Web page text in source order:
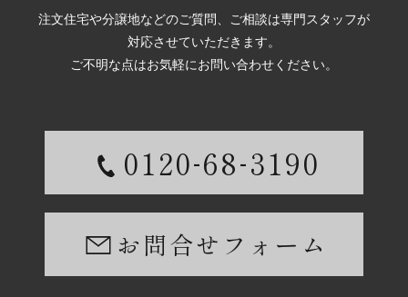
注文住宅や分譲地などのご質問、ご相談は専門スタッフが
対応させていただきます。
ご不明な点はお気軽にお問い合わせください。
0120-68-3190
お問合せフォーム